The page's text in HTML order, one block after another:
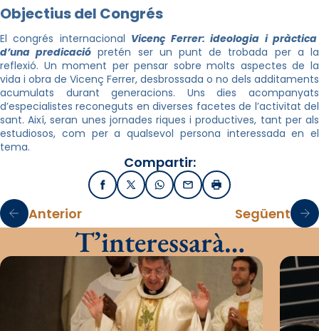
Objectius del Congrés
El congrés internacional Vicenç Ferrer: ideologia i pràctica
d’una predicació pretén ser un punt de trobada per a la
reflexió. Un moment per pensar sobre molts aspectes de la
vida i obra de Vicenç Ferrer, desbrossada o no dels additaments
acumulats durant generacions. Uns dies acompanyats
d’especialistes reconeguts en diverses facetes de l’activitat del
sant. Així, seran unes jornades riques i productives, tant per als
estudiosos, com per a qualsevol persona interessada en el
tema.
Compartir:
FacebookX / TwitterWhatsApp
EmailImprimir
Anterior Següent
T’interessarà…